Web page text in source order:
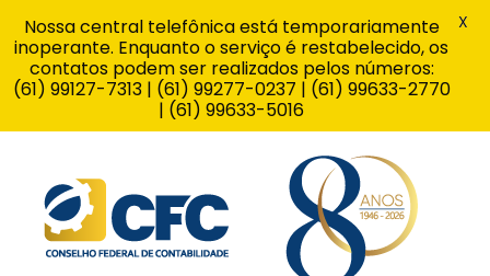
Nossa central telefônica está temporariamente
inoperante. Enquanto o serviço é restabelecido, os
contatos podem ser realizados pelos números:
(61) 99127-7313 | (61) 99277-0237 | (61) 99633-2770
| (61) 99633-5016
X